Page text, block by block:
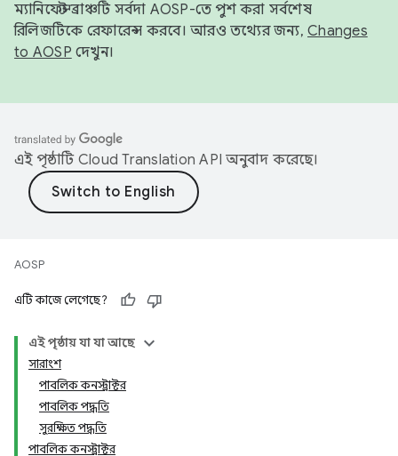
ম্যানিফেস্ট ব্রাঞ্চটি সর্বদা AOSP-তে পুশ করা সর্বশেষ
রিলিজটিকে রেফারেন্স করবে। আরও তথ্যের জন্য, Changes
to AOSP দেখুন।
এই পৃষ্ঠাটি Cloud Translation API অনুবাদ করেছে।
AOSP
এটি কাজে লেগেছে?
এই পৃষ্ঠায় যা যা আছে
সারাংশ
পাবলিক কনস্ট্রাক্টর
পাবলিক পদ্ধতি
সুরক্ষিত পদ্ধতি
পাবলিক কনস্ট্রাক্টর